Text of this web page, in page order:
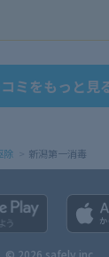
ミをもっと見
除 新潟第一消毒